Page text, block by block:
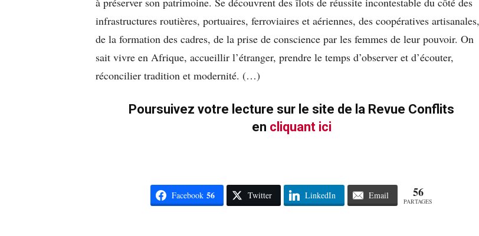
infrastructures routières, portuaires, ferroviaires et aériennes, des coopératives artisanales,
de la formation des cadres, de la prise de conscience par les femmes de leur pouvoir. On
sait vivre en Afrique, accueillir l’étranger, prendre le temps d’observer et d’écouter,
réconcilier tradition et modernité. (…)
Poursuivez votre lecture sur le site de la Revue Conflits
en cliquant ici
Facebook 56 Twitter LinkedIn Email 56
PARTAGES